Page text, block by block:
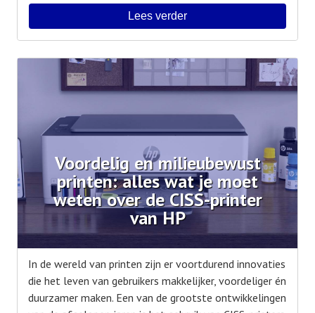
Lees verder
Voordelig en milieubewust
printen: alles wat je moet
weten over de CISS-printer
van HP
In de wereld van printen zijn er voortdurend innovaties
die het leven van gebruikers makkelijker, voordeliger én
duurzamer maken. Een van de grootste ontwikkelingen